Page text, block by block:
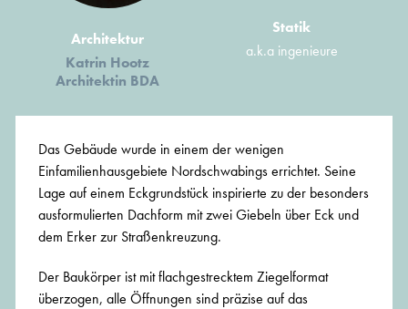
Architektur
Katrin Hootz
Architektin BDA
Statik
a.k.a ingenieure
Das Gebäude wurde in einem der wenigen
Einfamilienhausgebiete Nordschwabings errichtet. Seine
Lage auf einem Eckgrundstück inspirierte zu der besonders
ausformulierten Dachform mit zwei Giebeln über Eck und
dem Erker zur Straßenkreuzung.
Der Baukörper ist mit flachgestrecktem Ziegelformat
überzogen, alle Öffnungen sind präzise auf das